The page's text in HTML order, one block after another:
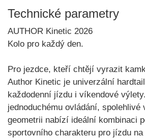
Technické parametry
AUTHOR Kinetic 2026
Kolo pro každý den.
Pro jezdce, kteří chtějí vyrazit
Author Kinetic je univerzální
každodenní jízdu i víkendové
jednoduchému ovládání, spolehlivé
geometrii nabízí ideální kombinaci
sportovního charakteru pro jízdu